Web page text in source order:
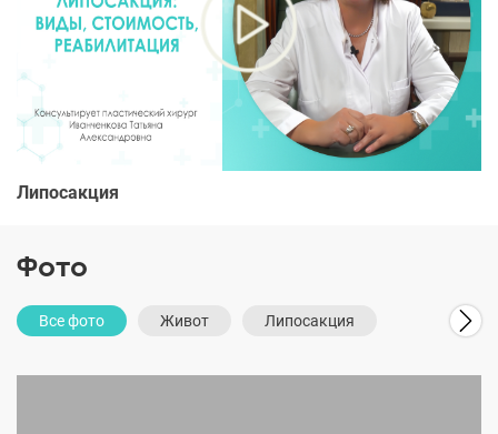
года на портале Medafarm.ru
- Лучший пластический хирург по
телоконструирующим операциям по итогам Рейтинга
Лучших пластических хирургов 2012 года на портале
Vseoplastike.ru
- Лучший пластический хирург по пластике живота. По
результатам Рейтинга Лучших пластических хирургов
2012 года на портале Medafarm.ru
итогам Всероссийской премии в области красоты и
здоровья "Грация"
Татьяна Александровна ежегодно признается Лучшим
Липосакция
Фото
Все фото Живот Липосакция